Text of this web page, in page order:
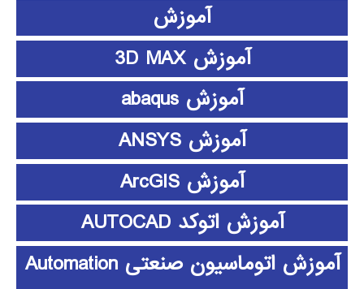
آموزش
آموزش 3D MAX
آموزش abaqus
آموزش ANSYS
آموزش ArcGIS
آموزش اتوکد AUTOCAD
آموزش اتوماسیون صنعتی Automation